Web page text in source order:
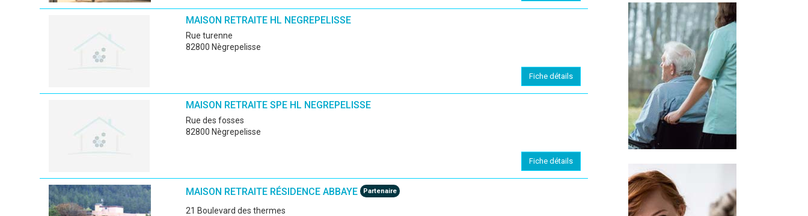
MAISON RETRAITE HL NEGREPELISSE
rue turenne
82800 Nègrepelisse
Fiche détails
MAISON RETRAITE SPE HL NEGREPELISSE
rue des fosses
82800 Nègrepelisse
Fiche détails
MAISON RETRAITE RÉSIDENCE ABBAYE Partenaire
21 Boulevard des thermes